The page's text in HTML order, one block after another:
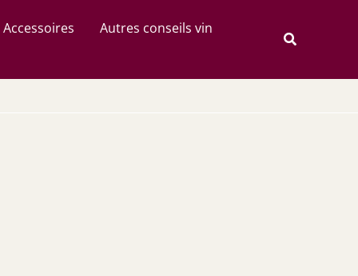
Accessoires Autres conseils vin
Rechercher